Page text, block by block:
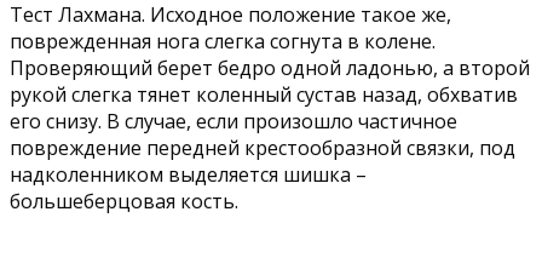
Тест Лахмана. Исходное положение такое же,
поврежденная нога слегка согнута в колене.
Проверяющий берет бедро одной ладонью, а второй
рукой слегка тянет коленный сустав назад, обхватив
его снизу. В случае, если произошло частичное
повреждение передней крестообразной связки, под
надколенником выделяется шишка –
большеберцовая кость.